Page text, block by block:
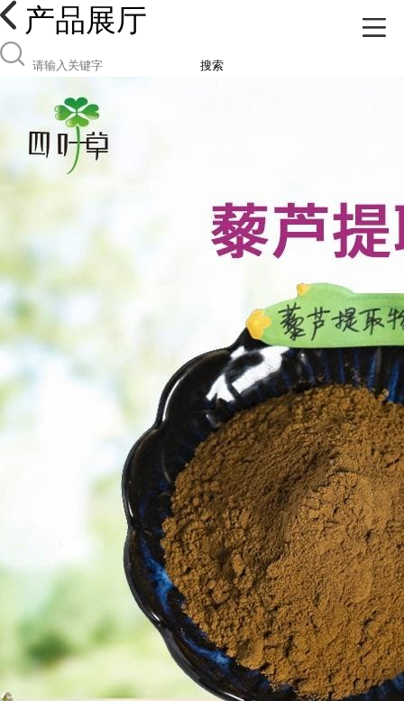
产品展厅
搜索